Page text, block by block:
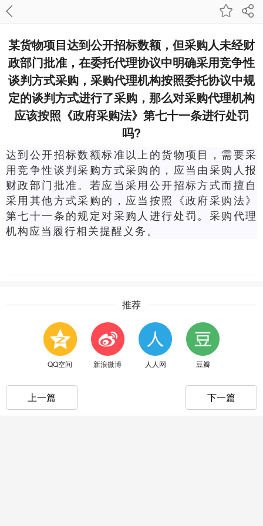
某货物项目达到公开招标数额，但采购人未经财
政部门批准，在委托代理协议中明确采用竞争性
谈判方式采购，采购代理机构按照委托协议中规
定的谈判方式进行了采购，那么对采购代理机构
应该按照《政府采购法》第七十一条进行处罚
吗?
达到公开招标数额标准以上的货物项目，需要采
用竞争性谈判采购方式采购的，应当由采购人报
财政部门批准。若应当采用公开招标方式而擅自
采用其他方式采购的，应当按照《政府采购法》
第七十一条的规定对采购人进行处罚。采购代理
机构应当履行相关提醒义务。
推荐
QQ空间 新浪微博 人人网 豆瓣
上一篇 下一篇